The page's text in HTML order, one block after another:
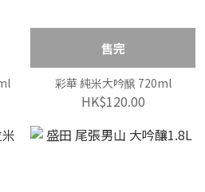
售完
彩華 純米大吟醸 720ml
HK$120.00